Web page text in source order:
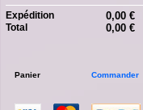
Expédition
0,00 €
Total 0,00 €
Panier Commander